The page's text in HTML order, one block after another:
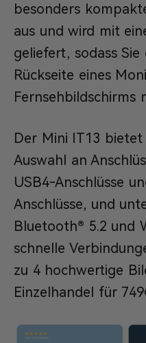
besonders
aus und wird mit
geliefert, sodass
Rückseite eines
Fernsehbildschirms
Der Mini IT13 bietet
Auswahl an
USB4-Anschlüsse
Anschlüsse, und
Bluetooth® 5.2 und
schnelle
zu 4 hochwertige
Einzelhandel für